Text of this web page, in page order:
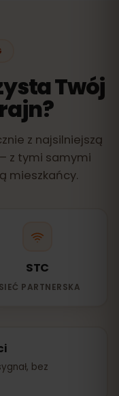
Twój
z najsilniejszą
z tymi samymi
mieszkańcy.
STC
PARTNERSKA
bez